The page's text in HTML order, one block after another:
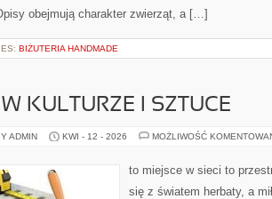
obejmują charakter zwierząt, a […]
BIŻUTERIA HANDMADE
KULTURZE I SZTUCE
ADMIN KWI - 12 - 2026 MOŻLIWOŚĆ
to miejsce w sieci to
się z światem herbaty, a